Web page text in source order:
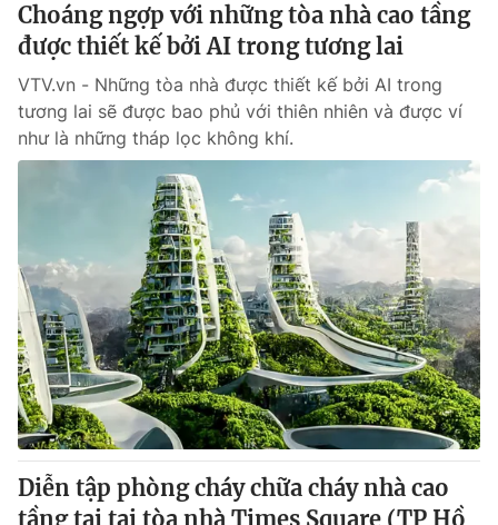
Choáng ngợp với những tòa nhà cao tầng
được thiết kế bởi AI trong tương lai
VTV.vn - Những tòa nhà được thiết kế bởi AI trong
tương lai sẽ được bao phủ với thiên nhiên và được ví
như là những tháp lọc không khí.
Diễn tập phòng cháy chữa cháy nhà cao
tầng tại tại tòa nhà Times Square (TP Hồ